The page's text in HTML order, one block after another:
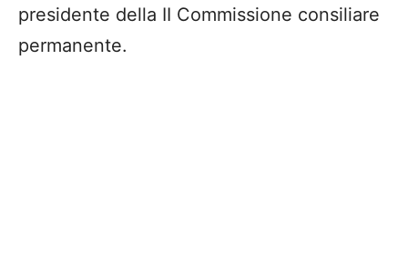
presidente della II Commissione consiliare
permanente.